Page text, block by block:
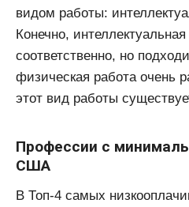
видом работы:
Конечно,
соответственно, но
физическая работа очень
этот вид работы
Профессии с
США
В Топ-4 самых